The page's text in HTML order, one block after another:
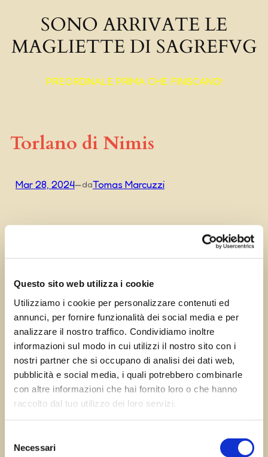
Questo sito web utilizza i cookie
Utilizziamo i cookie per personalizzare contenuti ed
annunci, per fornire funzionalità dei social media e per
analizzare il nostro traffico. Condividiamo inoltre
informazioni sul modo in cui utilizzi il nostro sito con i
nostri partner che si occupano di analisi dei dati web,
pubblicità e social media, i quali potrebbero combinarle
con altre informazioni che hai fornito loro o che hanno
raccolto dal tuo utilizzo dei loro servizi.
delNecessari
SONO ARRIVATE LE
MAGLIETTE DI SAGREFVG
PREORDINALE PRIMA CHE FINISCANO!
Torlano di Nimis
Mar 28, 2024—daTomas Marcuzzi
Pignano di Ragogna
(UD)
Errore: Modulo di contatto non trovato.
Sagre FVG
Tutte le sagre in Friuli Venezia Giulia.